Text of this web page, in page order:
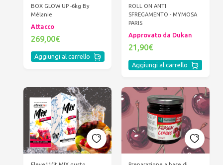
BOX GLOW UP -6kg By
Mélanie
Attacco
269,00€
Aggiungi al carrello
ROLL ON ANTI
SFREGAMENTO - MYMOSA
PARIS
Approvato da Dukan
21,90€
Aggiungi al carrello